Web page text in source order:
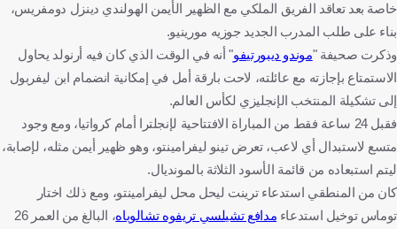
خاصة بعد تعاقد الفريق الملكي مع الظهير الأيمن الهولندي دينزل دومفريس،
بناء على طلب المدرب الجديد جوزيه مورينيو.
وذكرت صحيفة "موندو ديبورتيفو" أنه في الوقت الذي كان فيه أرنولد يحاول
الاستمتاع بإجازته مع عائلته، لاحت بارقة أمل في إمكانية انضمام ابن ليفربول
إلى تشكيلة المنتخب الإنجليزي لكأس العالم.
فقبل 24 ساعة فقط من المباراة الافتتاحية لإنجلترا أمام كرواتيا، ومع وجود
متسع لاستبدال أي لاعب، تعرض تينو ليفرامينتو، وهو ظهير أيمن مثله، لإصابة،
ليتم استبعاده من قائمة الأسود الثلاثة بالمونديال.
كان من المنطقي استدعاء ترينت ليحل محل ليفرامينتو، ومع ذلك اختار
توماس توخيل استدعاء مدافع تشيلسي تريفوه تشالوباه
، البالغ من العمر 26